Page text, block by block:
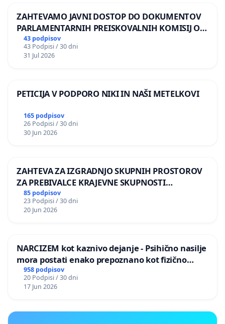
ZAHTEVAMO JAVNI DOSTOP DO DOKUMENTOV
PARLAMENTARNIH PREISKOVALNIH KOMISIJ O
ILEGALNI TRGOVINI Z OROŽJEM
43 podpisov
43 Podpisi / 30 dni
31 Jul 2026
PETICIJA V PODPORO NIKI IN NAŠI METELKOVI
165 podpisov
26 Podpisi / 30 dni
30 Jun 2026
ZAHTEVA ZA IZGRADNJO SKUPNIH PROSTOROV
ZA PREBIVALCE KRAJEVNE SKUPNOSTI
PRESTRANEK
85 podpisov
23 Podpisi / 30 dni
20 Jun 2026
NARCIZEM kot kaznivo dejanje - Psihično nasilje
mora postati enako prepoznano kot fizično
nasilje
958 podpisov
20 Podpisi / 30 dni
17 Jun 2026